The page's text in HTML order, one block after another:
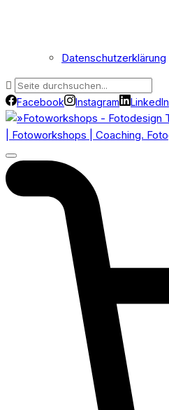
Datenschutzerklärung
Facebook Instagram LinkedIn